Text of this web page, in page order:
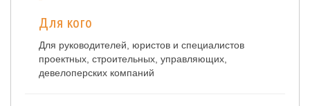
Для кого
Для руководителей, юристов и специалистов
проектных, строительных, управляющих,
девелоперских компаний